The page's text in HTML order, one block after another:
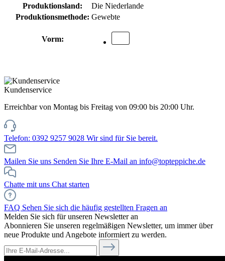
Produktionsland:
Die Niederlande
Produktionsmethode: Gewebte
Vorm:
Kundenservice
Erreichbar von Montag bis Freitag von 09:00 bis 20:00 Uhr.
Telefon: 0392 9257 9028 Wir sind für Sie bereit.
Mailen Sie uns Senden Sie Ihre E-Mail an info@topteppiche.de
Chatte mit uns Chat starten
FAQ Sehen Sie sich die häufig gestellten Fragen an
Melden Sie sich für unseren Newsletter an
Abonnieren Sie unseren regelmäßigen Newsletter, um immer über
neue Produkte und Angebote informiert zu werden.